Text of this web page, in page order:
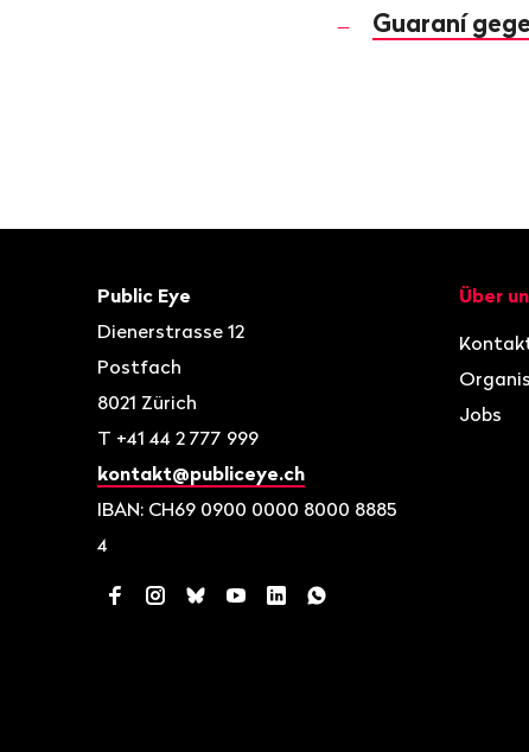
Guaraní
Kontakt
Public Eye
Dienerstrasse 12
Postfach
8021 Zürich
T +41 44 2 777 999
kontakt@publiceye.ch
IBAN: CH69 0900 0000 8000 8885
4
FacebookInstagram
BlueskyYouTubeLinkedInWhatsApp
Über
Jobs